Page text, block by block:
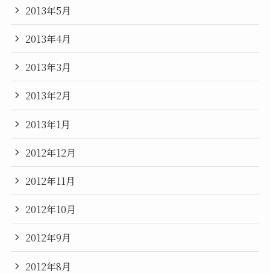
2013年5月
2013年4月
2013年3月
2013年2月
2013年1月
2012年12月
2012年11月
2012年10月
2012年9月
2012年8月